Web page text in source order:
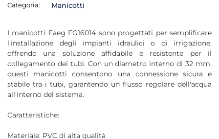
Categoria: Manicotti
I manicotti Faeg FG16014 sono progettati per semplificare
l'installazione degli impianti idraulici o di irrigazione,
offrendo una soluzione affidabile e resistente per il
collegamento dei tubi. Con un diametro interno di 32 mm,
questi manicotti consentono una connessione sicura e
stabile tra i tubi, garantendo un flusso regolare dell'acqua
all'interno del sistema.
Caratteristiche:
Materiale: PVC di alta qualità